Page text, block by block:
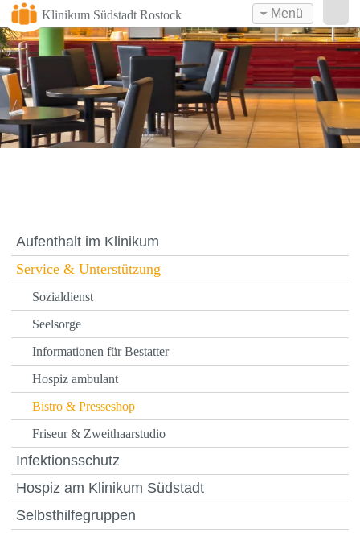
Klinikum Südstadt Rostock Menü
Aufenthalt im Klinikum
Service & Unterstützung
Sozialdienst
Seelsorge
Informationen für Bestatter
Hospiz ambulant
Bistro & Presseshop
Friseur & Zweithaarstudio
Infektionsschutz
Hospiz am Klinikum Südstadt
Selbsthilfegruppen